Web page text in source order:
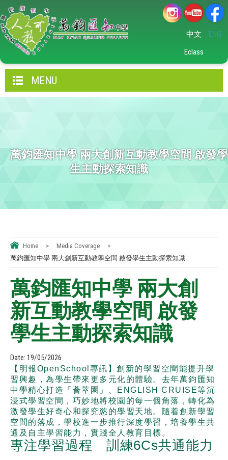
ENG
中文
Eclass
MENU
萬鈞匯知中學 兩大創新互動教學空間 啟發學
生主動探索知識
Home > Media Coverage
>
萬鈞匯知中學 兩大創新互動教學空間 啟發學生主動探索知識
萬鈞匯知中學 兩大創
新互動教學空間 啟發
學生主動探索知識
Date: 19/05/2026
【明報OpenSchool專訊】創新的學習空間能提升學
習興趣，為學生帶來更多元化的體驗。去年萬鈞匯知
中學精心打造「薈萃園」、ENGLISH CRUISE等沉
浸式學習空間，巧妙地將校園的每一個角落，轉化為
激發學生好奇心和探究慾的學習天地。隨着創新學習
空間的落成，學校進一步推行深度學習，培養學生共
通及自主學習能力，實踐全人教育目標。
專注學習過程 訓練6Cs共通能力